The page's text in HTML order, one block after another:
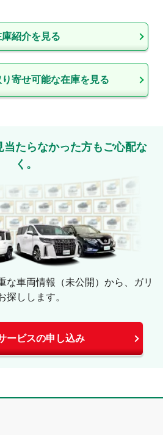
庫紹介を見る
寄せ可能な在庫を見る
当たらなかった方もご心配な
く。
な車両情報（未公開）から、ガリ
探しします。
ービスの申し込み